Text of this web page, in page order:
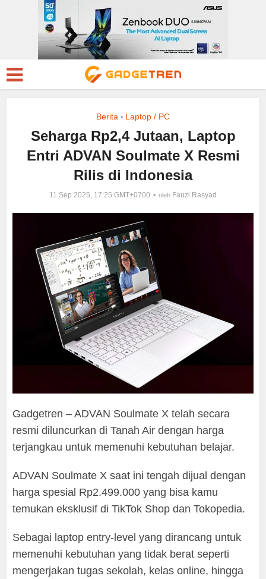
Berita • Laptop / PC
Seharga Rp2,4 Jutaan, Laptop
Entri ADVAN Soulmate X Resmi
Rilis di Indonesia
11 Sep 2025, 17:25 GMT+0700 oleh Fauzi Rasyad
Gadgetren – ADVAN Soulmate X telah secara
resmi diluncurkan di Tanah Air dengan harga
terjangkau untuk memenuhi kebutuhan belajar.
ADVAN Soulmate X saat ini tengah dijual dengan
harga spesial Rp2.499.000 yang bisa kamu
temukan eksklusif di TikTok Shop dan Tokopedia.
Sebagai laptop entry-level yang dirancang untuk
memenuhi kebutuhan yang tidak berat seperti
mengerjakan tugas sekolah, kelas online, hingga